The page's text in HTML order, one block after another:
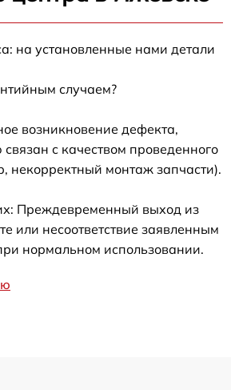
на установленные нами детали
случаем?
возникновение дефекта,
с качеством проведенного
некорректный монтаж запчасти).
Преждевременный выход из
или несоответствие заявленным
нормальном использовании.